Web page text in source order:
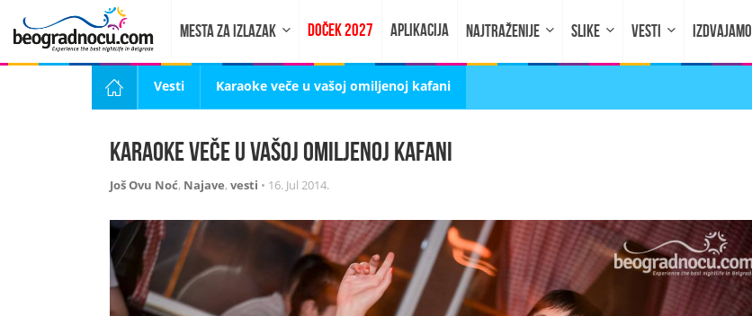
MESTA ZA IZLAZAK DOČEK 2027 APLIKACIJA NAJTRAŽENIJE SLIKE VESTI IZDVAJAMO
Vesti Karaoke veče u vašoj omiljenoj kafani
Karaoke veče u vašoj omiljenoj kafani
Još Ovu Noć, Najave, vesti • 16. Jul 2014.